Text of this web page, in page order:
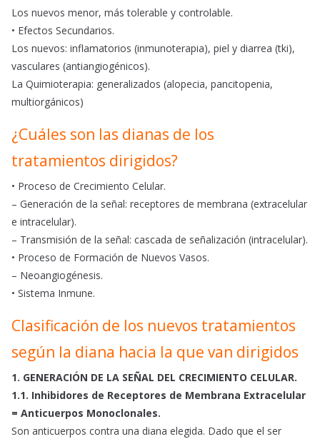
Los nuevos menor, más tolerable y controlable.
• Efectos Secundarios.
Los nuevos: inflamatorios (inmunoterapia), piel y diarrea (tki),
vasculares (antiangiogénicos).
La Quimioterapia: generalizados (alopecia, pancitopenia,
multiorgánicos)
¿Cuáles son las dianas de los
tratamientos dirigidos?
• Proceso de Crecimiento Celular.
– Generación de la señal: receptores de membrana (extracelular
e intracelular).
– Transmisión de la señal: cascada de señalización (intracelular).
• Proceso de Formación de Nuevos Vasos.
– Neoangiogénesis.
• Sistema Inmune.
Clasificación de los nuevos tratamientos
según la diana hacia la que van dirigidos
1. GENERACIÓN DE LA SEÑAL DEL CRECIMIENTO CELULAR.
1.1. Inhibidores de Receptores de Membrana Extracelular
= Anticuerpos Monoclonales.
Son anticuerpos contra una diana elegida. Dado que el ser